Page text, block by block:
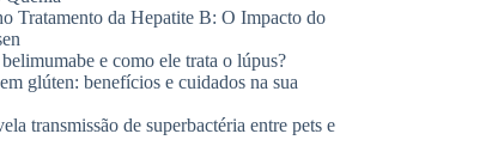
Tratamento da Hepatite B: O Impacto do
e como ele trata o lúpus?
glúten: benefícios e cuidados na sua
transmissão de superbactéria entre pets e